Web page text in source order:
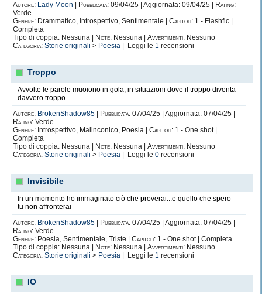
Autore: Lady Moon Pubblicata: 09/04/25 | Aggiornata: 09/04/25 |
Rating:
Verde
Genere: Drammatico, Introspettivo, Sentimentale | Capitoli: 1 - Flashfic |
Completa
Tipo di coppia: Nessuna |
Note: Nessuna | Avvertimenti: Nessuno
Categoria: Storie originali > Poesia | Leggi le 1 recensioni
Troppo
Avvolte le parole muoiono in gola, in situazioni dove il troppo diventa
davvero troppo..
Autore: BrokenShadow85 Pubblicata: 07/04/25 | Aggiornata: 07/04/25 |
Rating: Verde
Genere: Introspettivo, Malinconico, Poesia | Capitoli: 1 - One shot |
Completa
Tipo di coppia: Nessuna |
Note: Nessuna | Avvertimenti: Nessuno
Categoria: Storie originali > Poesia | Leggi le 0 recensioni
Invisibile
In un momento ho immaginato ciò che proverai...e quello che spero
tu non affronterai
Autore: BrokenShadow85 Pubblicata: 07/04/25 | Aggiornata: 07/04/25 |
Rating: Verde
Genere: Poesia, Sentimentale, Triste | Capitoli: 1 - One shot | Completa
Tipo di coppia: Nessuna |
Note: Nessuna | Avvertimenti: Nessuno
Categoria: Storie originali > Poesia | Leggi le 1 recensioni
IO